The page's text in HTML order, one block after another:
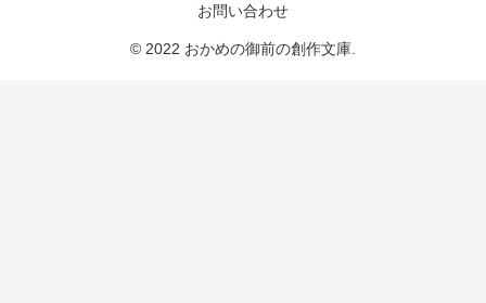
お問い合わせ
© 2022 おかめの御前の創作文庫.